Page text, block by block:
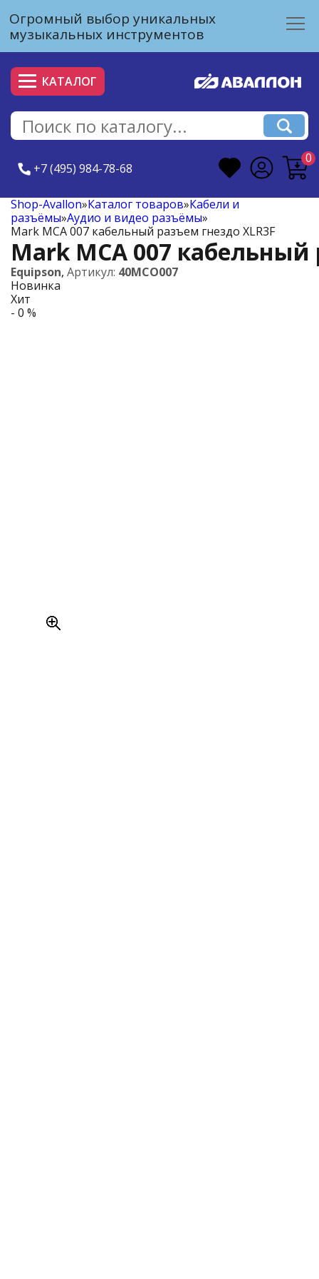
Огромный выбор уникальных
музыкальных инструментов
КАТАЛОГ
+7 (495) 984-78-68
0
Shop-Avallon»Каталог товаров»Кабели и
разъёмы»Аудио и видео разъёмы»
Mark MCA 007 кабельный разъем гнездо XLR3F
Mark MCA 007 кабельный
Equipson, Артикул: 40MCO007
Новинка
Хит
- 0 %